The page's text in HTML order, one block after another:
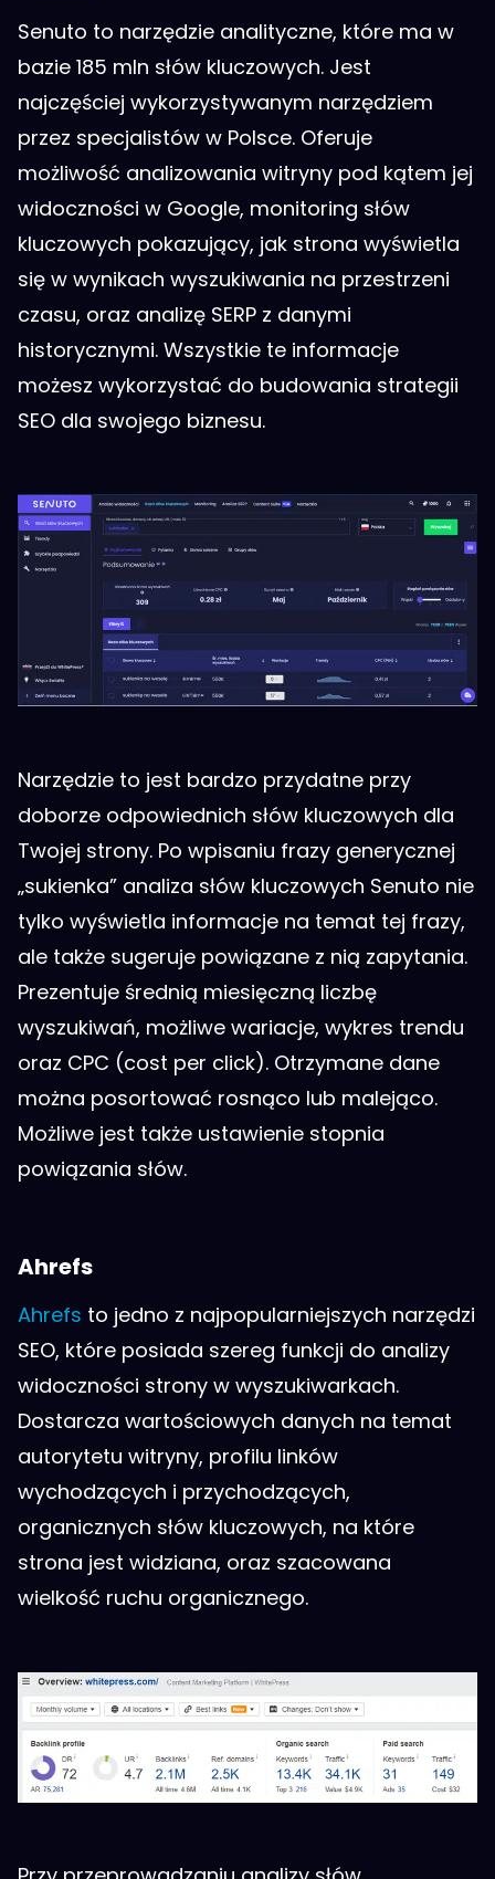
Senuto to narzędzie analityczne, które ma w
bazie 185 mln słów kluczowych. Jest
najczęściej wykorzystywanym narzędziem
przez specjalistów w Polsce. Oferuje
możliwość analizowania witryny pod kątem jej
widoczności w Google, monitoring słów
kluczowych pokazujący, jak strona wyświetla
się w wynikach wyszukiwania na przestrzeni
czasu, oraz analizę SERP z danymi
historycznymi. Wszystkie te informacje
możesz wykorzystać do budowania strategii
SEO dla swojego biznesu.
Narzędzie to jest bardzo przydatne przy
doborze odpowiednich słów kluczowych dla
Twojej strony. Po wpisaniu frazy generycznej
„sukienka” analiza słów kluczowych Senuto nie
tylko wyświetla informacje na temat tej frazy,
ale także sugeruje powiązane z nią zapytania.
Prezentuje średnią miesięczną liczbę
wyszukiwań, możliwe wariacje, wykres trendu
oraz CPC (cost per click). Otrzymane dane
można posortować rosnąco lub malejąco.
Możliwe jest także ustawienie stopnia
powiązania słów.
Ahrefs
Ahrefs to jedno z najpopularniejszych narzędzi
SEO, które posiada szereg funkcji do analizy
widoczności strony w wyszukiwarkach.
Dostarcza wartościowych danych na temat
autorytetu witryny, profilu linków
wychodzących i przychodzących,
organicznych słów kluczowych, na które
strona jest widziana, oraz szacowana
wielkość ruchu organicznego.